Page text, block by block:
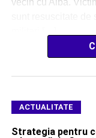
vecin cu Alba.
ACTUALITATE
Strategia pentru